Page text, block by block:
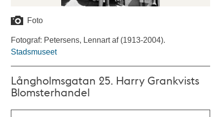
Foto
Fotograf: Petersens, Lennart af (1913-2004).
Stadsmuseet
Långholmsgatan 25. Harry Grankvists
Blomsterhandel